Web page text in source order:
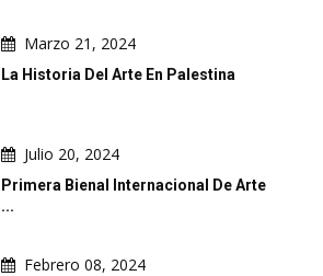
Marzo 21, 2024
La Historia Del Arte En Palestina
Julio 20, 2024
Primera Bienal Internacional De Arte
...
Febrero 08, 2024